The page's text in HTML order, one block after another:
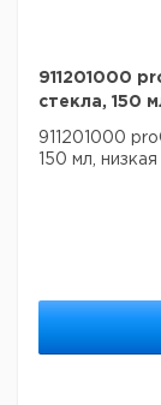
911201000
стекла, 150
911201000
150 мл,